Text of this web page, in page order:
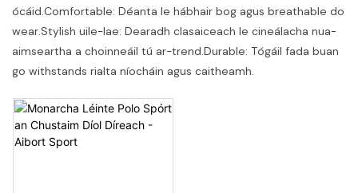
ócáid.Comfortable: Déanta le hábhair bog agus breathable do
wear.Stylish uile-lae: Dearadh clasaiceach le cineálacha nua-
aimseartha a choinneáil tú ar-trend.Durable: Tógáil fada buan
go withstands rialta níocháin agus caitheamh.